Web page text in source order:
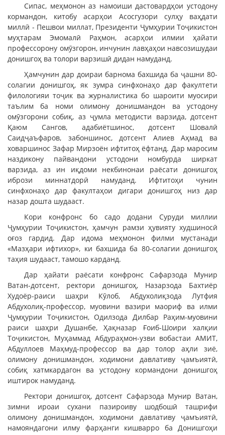
Сипас, меҳмонон аз намоиши дастовардҳои устодону
кормандон, китобу асарҳои Асосгузори сулҳу ваҳдати
миллӣ - Пешвои миллат, Президенти Ҷумҳурии Тоҷикистон
муҳтарам Эмомалӣ Раҳмон, асарҳои илмии ҳайати
профессорону омӯзгорон, инчунин лавҳаҳои навсозишудаи
донишгоҳ ва толори варзишӣ дидан намуданд.
Ҳамчунин дар доираи барнома бахшида ба ҷашни 80-
солагии донишгоҳ, як зумра синфхонаҳо дар факултети
филологияи тоҷик ва журналистика бо шароити муосири
таълим ба номи олимону донишмандон ва устодону
омӯзгорони собиқ, аз ҷумла методисти варзида, дотсент
Қаюм Сангов, адабиётшинос, дотсент Шовалӣ
Саидҷаъфаров, забоншинос, дотсент Алиев Аҳмад ва
ховаршинос Зафар Мирзоён ифтитоҳ ёфтанд. Дар маросим
наздикону пайвандони устодони номбурда ширкат
варзида, аз ин иқдоми некбинонаи раёсати донишгоҳ
ибрози миннатдорӣ намуданд. Ифтитоҳи чунин
синфхонаҳо дар факултаҳои дигари донишгоҳ низ дар
назар дошта шудааст.
Кори конфронс бо садо додани Суруди миллии
Ҷумҳурии Тоҷикистон, ҳамчун рамзи ҳувияту худшиносӣ
оғоз гардид. Дар идома меҳмонон филми мустанади
«Мазҳари ифтихор», ки бахшида ба 80-солагии донишгоҳ
таҳия шудааст, тамошо карданд.
Дар ҳайати раёсати конфронс Сафарзода Мунир
Ватан-дотсент, ректори донишгоҳ, Назарзода Бахтиёр
Худоёр-раиси шаҳри Кӯлоб, Абдухолиқзода Лутфия
Абдухолиқ-профессор, муовини вазири маориф ва илми
Ҷумҳурии Тоҷикистон, Одилзода Дилбар Раҳим-муовини
раиси шаҳри Душанбе, Ҳақназар Ғоиб-Шоири халқии
Тоҷикистон, Муҳаммад Абдураҳмон-узви вобастаи АМИТ,
Абдуллоев Маҳмуд-профессор ва дар толор аҳли зиё,
олимону донишмандон, ходимони давлативу ҷамъиятӣ,
собиқ хатмкардагон ва устодону кормандони донишгоҳ
иштирок намуданд.
Ректори донишгоҳ, дотсент Сафарзода Мунир Ватан,
зимни ироаи сухани пазироиву шодбошӣ ташрифи
олимону донишмандон, ходимони давлативу ҷамъиятӣ,
намояндагони илму фарҳанги кишварро ба Донишгоҳи